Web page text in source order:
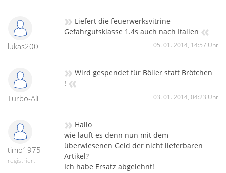
lukas200
» Liefert die feuerwerksvitrine
Gefahrgutsklasse 1.4s auch nach Italien «
05. 01. 2014, 14:57 Uhr
Turbo-Ali
» Wird gespendet für Böller statt Brötchen
! «
03. 01. 2014, 04:23 Uhr
timo1975
registriert
» Hallo
wie läuft es denn nun mit dem
überwiesenen Geld der nicht lieferbaren
Artikel?
Ich habe Ersatz abgelehnt!